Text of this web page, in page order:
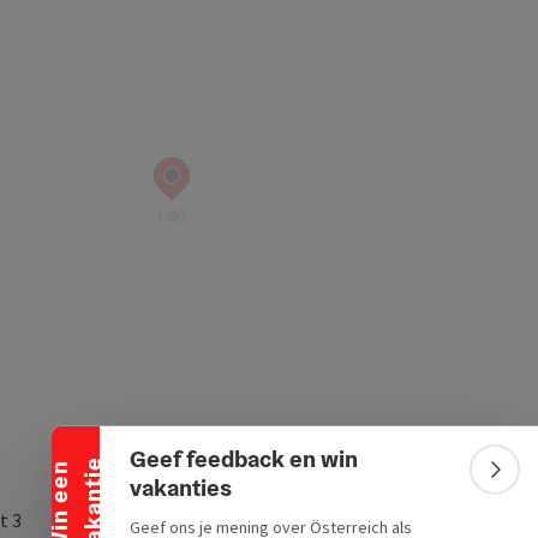
W
i
n
e
e
n
v
a
k
a
n
t
ie
Banner inklappen
Geef feedback en win
vakanties
Geef ons je mening over Österreich als
3